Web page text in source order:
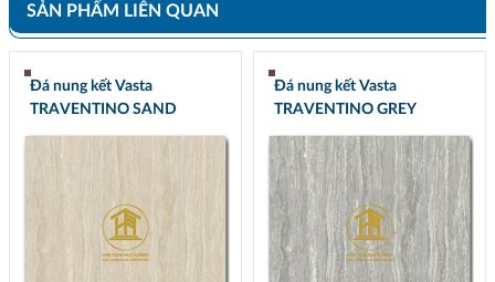
SẢN PHẨM LIÊN QUAN
Đá nung kết Vasta
TRAVENTINO SAND
Đá nung kết Vasta
TRAVENTINO GREY